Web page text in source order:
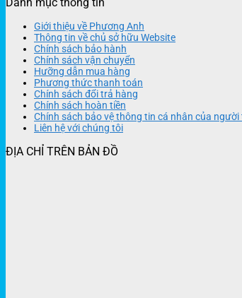
Giới thiệu về Phương Anh
Thông tin về chủ sở hữu Website
Chính sách bảo hành
Chính sách vận chuyển
Hưỡng dẫn mua hàng
Phương thức thanh toán
Chính sách đổi trả hàng
Chính sách hoàn tiền
Chính sách bảo vệ thông tin cá nhân của người
Liên hệ với chúng tôi
ĐỊA CHỈ TRÊN BẢN ĐỒ